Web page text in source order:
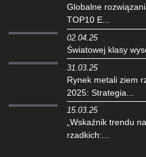
Globalne
TOP10 E...
02.04.25
‌Światowej klasy
31.03.25
Rynek metali ziem
2025: Strategia...
15.03.25
„Wskaźnik trendu
rzadkich:...